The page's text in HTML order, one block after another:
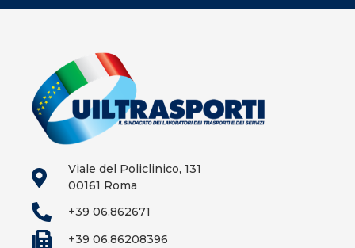
Viale del Policlinico, 131
00161 Roma
+39 06.862671
+39 06.86208396